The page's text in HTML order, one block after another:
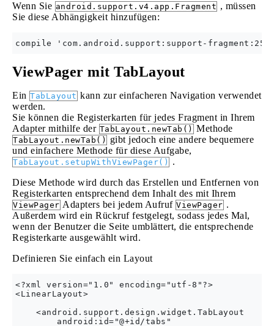
Wenn Sie android.support.v4.app.Fragment , müssen
Sie diese Abhängigkeit hinzufügen:
ViewPager mit TabLayout
Ein TabLayout kann zur einfacheren Navigation verwendet
werden.
Sie können die Registerkarten für jedes Fragment in Ihrem
Adapter mithilfe der TabLayout.newTab() Methode
TabLayout.newTab()
gibt jedoch eine andere bequemere
und einfachere Methode für diese Aufgabe,
TabLayout.setupWithViewPager()
.
Diese Methode wird durch das Erstellen und Entfernen von
Registerkarten entsprechend dem Inhalt des mit Ihrem
ViewPager Adapters bei jedem Aufruf ViewPager .
Außerdem wird ein Rückruf festgelegt, sodass jedes Mal,
wenn der Benutzer die Seite umblättert, die entsprechende
Registerkarte ausgewählt wird.
Definieren Sie einfach ein Layout
<?xml version="1.0" encoding="utf-8"?>
<LinearLayout>
    <android.support.design.widget.TabLayout
        android:id="@+id/tabs"